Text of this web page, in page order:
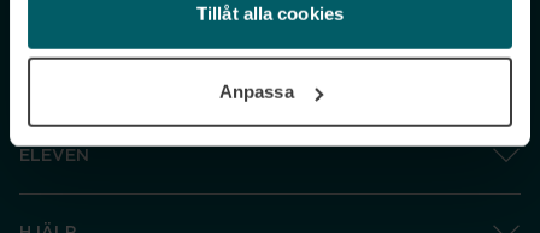
under ”Inställningar” kan anpassa användningen av
cookies. Du kan återkalla ditt samtycke när som helst.
Tillåt alla cookies
Anpassa
ELEVEN